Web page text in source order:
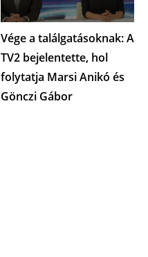
Vége a találgatásoknak: A
TV2 bejelentette, hol
folytatja Marsi Anikó és
Gönczi Gábor